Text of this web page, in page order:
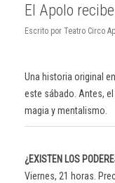
El Apolo
Escrito por Teatro Circo
Una historia original
este sábado. Antes,
magia y mentalismo.
¿EXISTEN LOS
Viernes, 21 horas.